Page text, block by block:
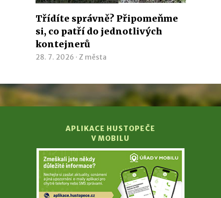
Třídíte správně? Připomeňme
si, co patří do jednotlivých
kontejnerů
28. 7. 2026 · Z města
APLIKACE HUSTOPEČE
V MOBILU